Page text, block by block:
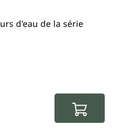
d'eau de la série